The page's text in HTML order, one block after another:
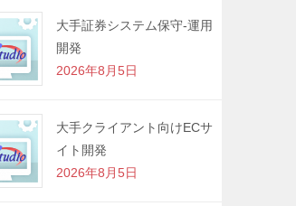
大手証券システム保守-運用
開発
2026年8月5日
大手クライアント向けECサ
イト開発
2026年8月5日